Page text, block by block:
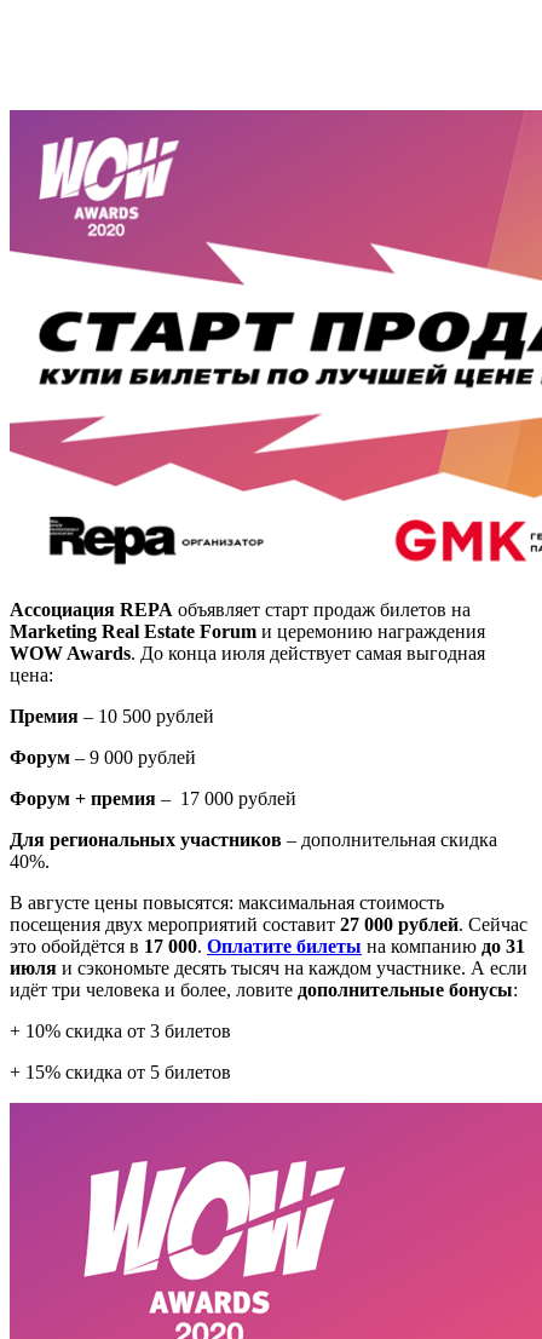
Ассоциация REPA объявляет старт продаж билетов на
Marketing Real Estate Forum и церемонию награждения
WOW Awards. До конца июля действует самая выгодная
цена:
Премия – 10 500 рублей
Форум – 9 000 рублей
Форум + премия – 17 000 рублей
Для региональных участников – дополнительная скидка
40%.
В августе цены повысятся: максимальная стоимость
посещения двух мероприятий составит 27 000 рублей. Сейчас
это обойдётся в 17 000. Оплатите билеты на компанию до 31
июля и сэкономьте десять тысяч на каждом участнике. А если
идёт три человека и более, ловите дополнительные бонусы:
+ 10% скидка от 3 билетов
+ 15% скидка от 5 билетов